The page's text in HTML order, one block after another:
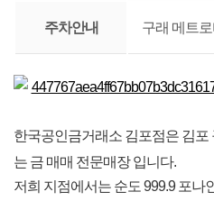
주차안내 구래 메트
한국공인금거래소 김포점은 김포
는 금 매매 전문매장 입니다.
저희 지점에서는 순도 999.9 포나